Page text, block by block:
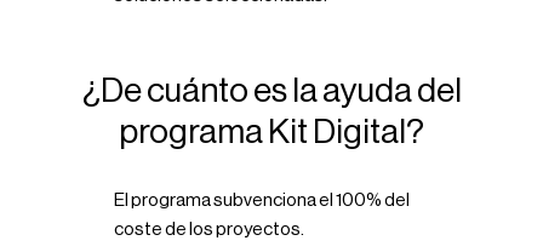
¿De cuánto es la ayuda del
programa Kit Digital?
El programa subvenciona el 100% del
coste de los proyectos.